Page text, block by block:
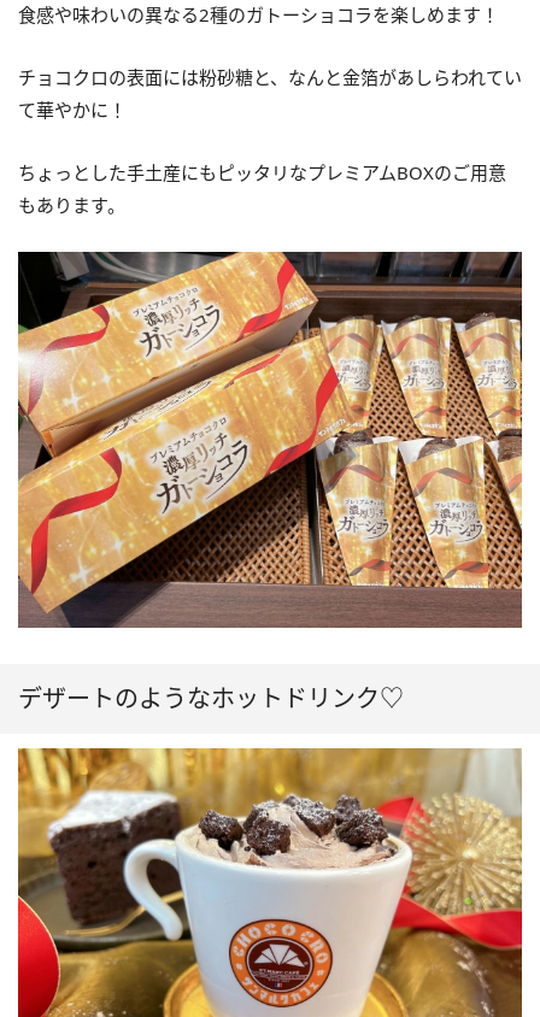
食感や味わいの異なる2種のガトーショコラを楽しめます！
チョコクロの表面には粉砂糖と、なんと金箔があしらわれてい
て華やかに！
ちょっとした手土産にもピッタリなプレミアムBOXのご用意
もあります。
デザートのようなホットドリンク♡